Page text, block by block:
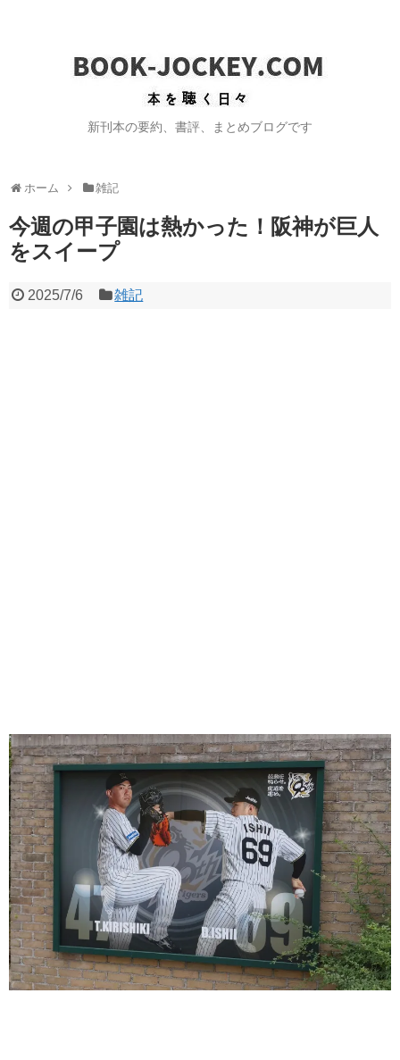
新刊本の要約、書評、まとめブログです
ホーム 雑記
今週の甲子園は熱かった！阪神が巨人
をスイープ
2025/7/6 雑記